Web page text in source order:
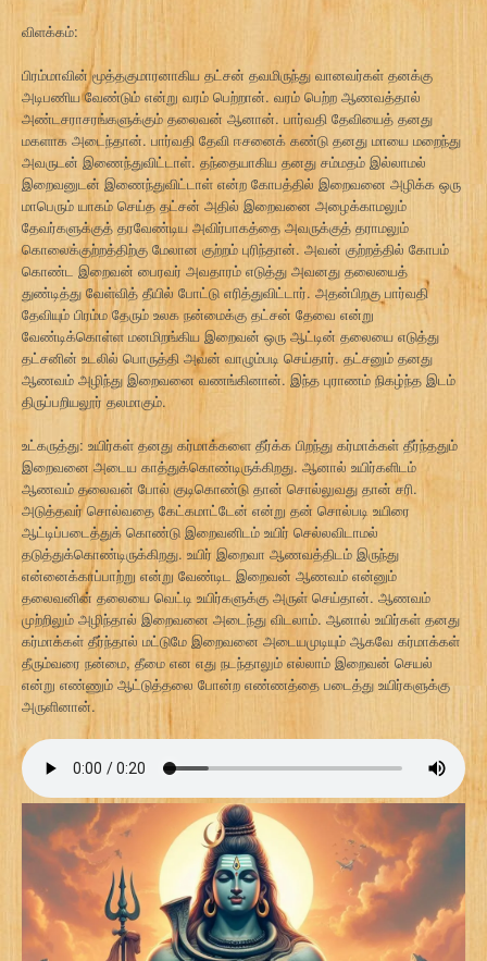
விளக்கம்:
பிரம்மாவின் மூத்தகுமாரனாகிய தட்சன் தவமிருந்து வானவர்கள் தனக்கு
அடிபணிய வேண்டும் என்று வரம் பெற்றான். வரம் பெற்ற ஆணவத்தால்
அண்டசராசரங்களுக்கும் தலைவன் ஆனான். பார்வதி தேவியைத் தனது
மகளாக அடைந்தான். பார்வதி தேவி ஈசனைக் கண்டு தனது மாயை மறைந்து
அவருடன் இணைந்துவிட்டாள். தந்தையாகிய தனது சம்மதம் இல்லாமல்
இறைவனுடன் இணைந்துவிட்டாள் என்ற கோபத்தில் இறைவனை அழிக்க ஒரு
மாபெரும் யாகம் செய்த தட்சன் அதில் இறைவனை அழைக்காமலும்
தேவர்களுக்குத் தரவேண்டிய அவிர்பாகத்தை அவருக்குத் தராமலும்
கொலைக்குற்றத்திற்கு மேலான குற்றம் புரிந்தான். அவன் குற்றத்தில் கோபம்
கொண்ட இறைவன் பைரவர் அவதாரம் எடுத்து அவனது தலையைத்
துண்டித்து வேள்வித் தீயில் போட்டு எரித்துவிட்டார். அதன்பிறகு பார்வதி
தேவியும் பிரம்ம தேரும் உலக நன்மைக்கு தட்சன் தேவை என்று
வேண்டிக்கொள்ள மனமிறங்கிய இறைவன் ஒரு ஆட்டின் தலையை எடுத்து
தட்சனின் உடலில் பொருத்தி அவன் வாழும்படி செய்தார். தட்சனும் தனது
ஆணவம் அழிந்து இறைவனை வணங்கினான். இந்த புராணம் நிகழ்ந்த இடம்
திருப்பறியலூர் தலமாகும்.
உட்கருத்து: உயிர்கள் தனது கர்மாக்களை தீர்க்க பிறந்து கர்மாக்கள் தீர்ந்ததும்
இறைவனை அடைய காத்துக்கொண்டிருக்கிறது. ஆனால் உயிர்களிடம்
ஆணவம் தலைவன் போல் குடிகொண்டு தான் சொல்லுவது தான் சரி.
அடுத்தவர் சொல்வதை கேட்கமாட்டேன் என்று தன் சொல்படி உயிரை
ஆட்டிப்படைத்துக் கொண்டு இறைவனிடம் உயிர் செல்லவிடாமல்
தடுத்துக்கொண்டிருக்கிறது. உயிர் இறைவா ஆணவத்திடம் இருந்து
என்னைக்காப்பாற்று என்று வேண்டிட இறைவன் ஆணவம் என்னும்
தலைவனின் தலையை வெட்டி உயிர்களுக்கு அருள் செய்தான். ஆணவம்
முற்றிலும் அழிந்தால் இறைவனை அடைந்து விடலாம். ஆனால் உயிர்கள் தனது
கர்மாக்கள் தீர்ந்தால் மட்டுமே இறைவனை அடையமுடியும் ஆகவே கர்மாக்கள்
தீரும்வரை நன்மை, தீமை என எது நடந்தாலும் எல்லாம் இறைவன் செயல்
என்று எண்ணும் ஆட்டுத்தலை போன்ற எண்ணத்தை படைத்து உயிர்களுக்கு
அருளினான்.